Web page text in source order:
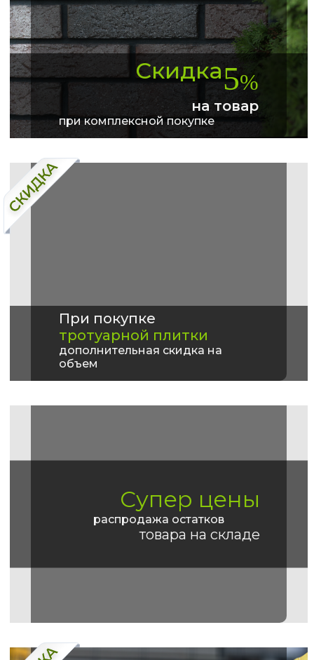
Скидка5%
на товар
при комплексной покупке
При покупке
тротуарной плитки
дополнительная скидка на
объем
Супер цены
распродажа остатков
товара на складе